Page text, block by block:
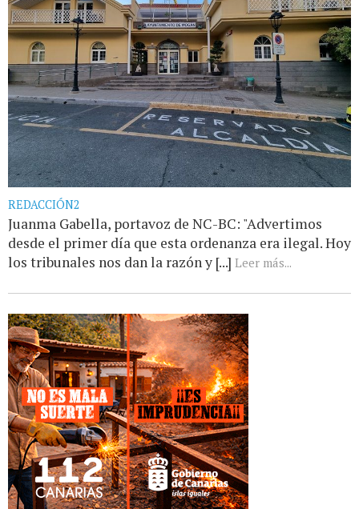
REDACCIÓN2
Juanma Gabella, portavoz de NC-BC: "Advertimos
desde el primer día que esta ordenanza era ilegal. Hoy
los tribunales nos dan la razón y [...] Leer más...